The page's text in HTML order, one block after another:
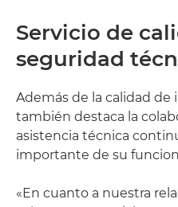
Servicio de
seguridad
Además de la calidad de
también destaca la
asistencia técnica
importante de su
«En cuanto a nuestra